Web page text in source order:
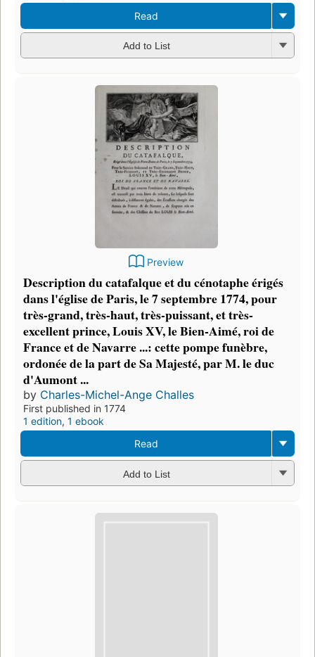
Read
Add to List
Preview
Description du catafalque et du cénotaphe érigés
dans l'église de Paris, le 7 septembre 1774, pour
très-grand, très-haut, très-puissant, et très-
excellent prince, Louis XV, le Bien-Aimé, roi de
France et de Navarre ...: cette pompe funèbre,
ordonée de la part de Sa Majesté, par M. le duc
d'Aumont ...
by Charles-Michel-Ange Challes
First published in 1774
1 edition, 1 ebook
Read
Add to List